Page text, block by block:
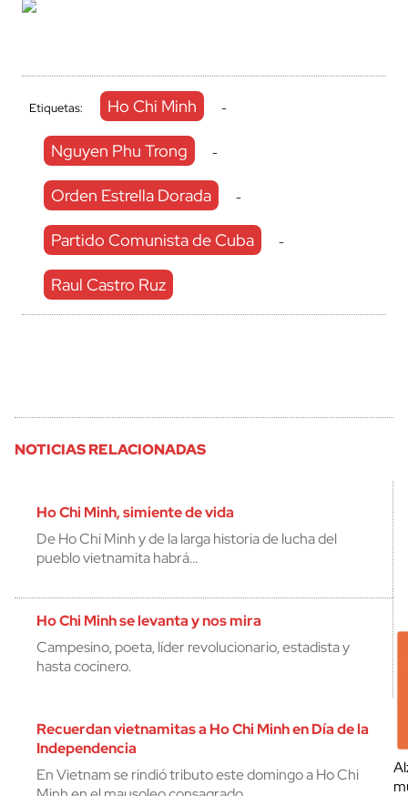
Etiquetas: Ho Chi Minh -
Nguyen Phu Trong -
Orden Estrella Dorada -
Partido Comunista de Cuba -
Raul Castro Ruz
NOTICIAS RELACIONADAS
Ho Chi Minh, simiente de vida
De Ho Chi Minh y de la larga historia de lucha del
pueblo vietnamita habrá…
Ho Chi Minh se levanta y nos mira
Campesino, poeta, líder revolucionario, estadista y
hasta cocinero.
Recuerdan vietnamitas a Ho Chi Minh en Día de la
Independencia
En Vietnam se rindió tributo este domingo a Ho Chi